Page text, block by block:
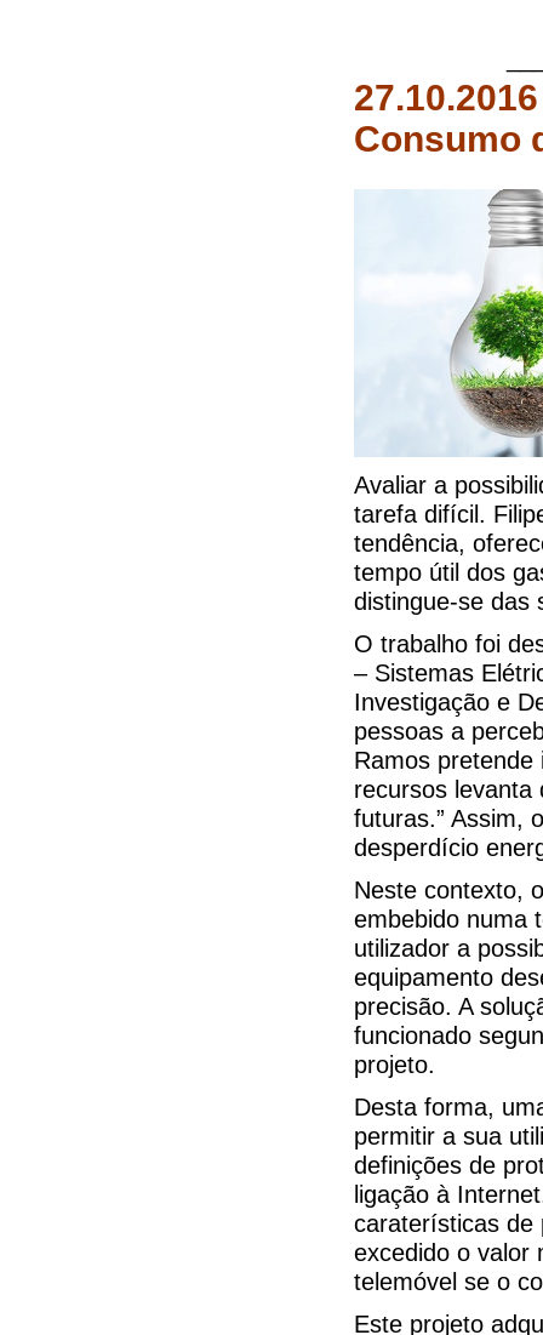
Consumo
Avaliar a
tarefa difícil.
tendência,
tempo útil dos
distingue-se das
O trabalho foi
– Sistemas
Investigação e
pessoas a
Ramos pretende
recursos levanta
futuras.” Assim,
desperdício
Neste contexto,
embebido numa
utilizador a
equipamento
precisão. A
funcionado
projeto.
Desta forma,
permitir a sua
definições de
ligação à
caraterísticas de
excedido o valor
telemóvel se o
Este projeto